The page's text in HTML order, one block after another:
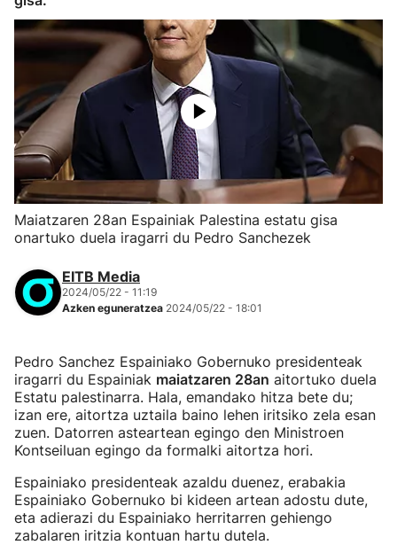
Maiatzaren 28an Espainiak Palestina estatu gisa
onartuko duela iragarri du Pedro Sanchezek
EITB Media
2024/05/22 - 11:19
Azken eguneratzea 2024/05/22 - 18:01
Pedro Sanchez Espainiako Gobernuko presidenteak
iragarri du Espainiak maiatzaren 28an aitortuko duela
Estatu palestinarra. Hala, emandako hitza bete du;
izan ere, aitortza uztaila baino lehen iritsiko zela esan
zuen. Datorren asteartean egingo den Ministroen
Kontseiluan egingo da formalki aitortza hori.
Espainiako presidenteak azaldu duenez, erabakia
Espainiako Gobernuko bi kideen artean adostu dute,
eta adierazi du Espainiako herritarren gehiengo
zabalaren iritzia kontuan hartu dutela.